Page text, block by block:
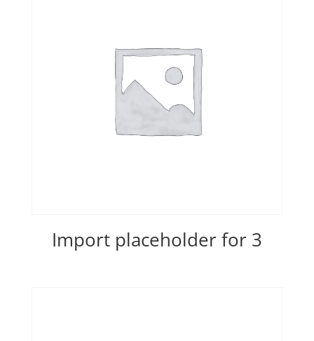
Import placeholder for 3